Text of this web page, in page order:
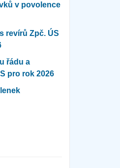
v povolence
revírů Zpč. ÚS
řádu a
pro rok 2026